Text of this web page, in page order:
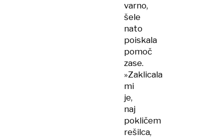
varno,
šele
nato
poiskala
pomoč
zase.
»Zaklicala
mi
je,
naj
pokličem
rešilca,